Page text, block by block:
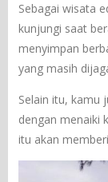
Sebagai wisata
kunjungi saat
menyimpan
yang masih
Selain itu, kamu
dengan menaiki
itu akan